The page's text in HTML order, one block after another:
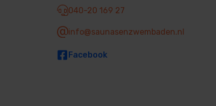
040-20 169 27
info@saunasenzwembaden.nl
Facebook